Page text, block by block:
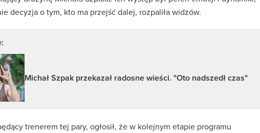
decyzja o tym, kto ma przejść dalej, rozpaliła widzów.
Michał Szpak przekazał radosne wieści. "Oto nadszedł czas"
trenerem tej pary, ogłosił, że w kolejnym etapie programu